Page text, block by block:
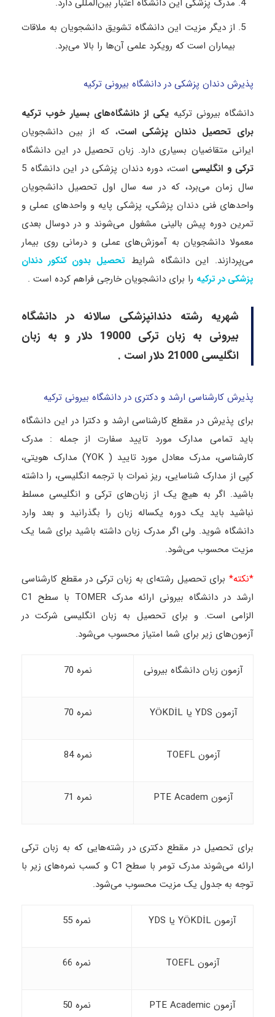
مدرک پزشکی این دانشگاه اعتبار بین‌المللی دارد.
از دیگر مزیت این دانشگاه تشویق دانشجویان به ملاقات
بیماران است که رویکرد علمی آن‌ها را بالا می‌برد.
پذیرش دندان پزشکی در دانشگاه بیرونی ترکیه
دانشگاه بیرونی ترکیه یکی از دانشگاه‌های بسیار خوب ترکیه
برای تحصیل دندان پزشکی است، که از بین دانشجویان
ایرانی متقاضیان بسیاری دارد. زبان تحصیل در این دانشگاه
ترکی و انگلیسی
است، دوره دندان پزشکی در این دانشگاه 5
سال زمان می‌برد، که در سه سال اول تحصیل دانشجویان
واحدهای فنی دندان پزشکی، پزشکی پایه و واحدهای عملی و
تمرین دوره پیش بالینی مشغول می‌شوند و در دوسال بعدی
معمولا دانشجویان به آموزش‌های عملی و درمانی روی بیمار
می‌پردازند. این دانشگاه شرایط تحصیل بدون کنکور دندان
پزشکی در ترکیه را برای دانشجویان خارجی فراهم کرده است .
شهریه رشته دندانپزشکی سالانه در دانشگاه
بیرونی به زبان ترکی 19000 دلار و به زبان
انگلیسی 21000 دلار است .
پذیرش کارشناسی ارشد و دکتری در دانشگاه بیرونی ترکیه
برای پذیرش در مقطع کارشناسی ارشد و دکترا در این دانشگاه
باید تمامی مدارک مورد تایید سفارت از جمله : مدرک
کارشناسی، مدرک معادل مورد تایید ( YOK) مدارک هویتی،
کپی از مدارک شناسایی، ریز نمرات با ترجمه انگلیسی، را داشته
باشید. اگر به هیچ یک از زبان‌های ترکی و انگلیسی مسلط
نباشید باید یک دوره یکساله زبان را بگذرانید و بعد وارد
دانشگاه شوید. ولی اگر مدرک زبان داشته باشید برای شما یک
مزیت محسوب می‌شود.
*نکته* برای تحصیل رشته‌ای به زبان ترکی در مقطع کارشناسی
ارشد در دانشگاه بیرونی ارائه مدرک TOMER با سطح C1
الزامی است. و برای تحصیل به زبان انگلیسی شرکت در
آزمون‌های زیر برای شما امتیاز محسوب می‌شود.
آزمون زبان دانشگاه بیرونی نمره 70
آزمون YDS یا YÖKDİL نمره 70
آزمون TOEFL نمره 84
آزمون PTE Academ نمره 71
برای تحصیل در مقطع دکتری در رشته‌هایی که به زبان ترکی
ارائه می‌شوند مدرک تومر با سطح C1 و کسب نمره‌های زیر با
توجه به جدول یک مزیت محسوب می‌شود.
آزمون YÖKDİL یا YDS نمره 55
آزمون TOEFL نمره 66
آزمون PTE Academic نمره 50